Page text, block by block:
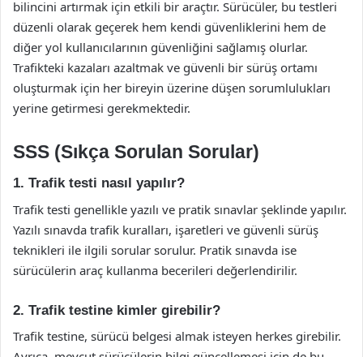
bilincini artırmak için etkili bir araçtır. Sürücüler, bu testleri
düzenli olarak geçerek hem kendi güvenliklerini hem de
diğer yol kullanıcılarının güvenliğini sağlamış olurlar.
Trafikteki kazaları azaltmak ve güvenli bir sürüş ortamı
oluşturmak için her bireyin üzerine düşen sorumlulukları
yerine getirmesi gerekmektedir.
SSS (Sıkça Sorulan Sorular)
1. Trafik testi nasıl yapılır?
Trafik testi genellikle yazılı ve pratik sınavlar şeklinde yapılır.
Yazılı sınavda trafik kuralları, işaretleri ve güvenli sürüş
teknikleri ile ilgili sorular sorulur. Pratik sınavda ise
sürücülerin araç kullanma becerileri değerlendirilir.
2. Trafik testine kimler girebilir?
Trafik testine, sürücü belgesi almak isteyen herkes girebilir.